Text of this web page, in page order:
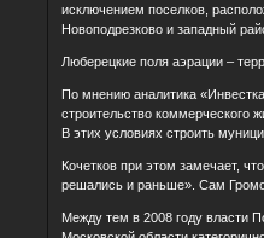
исключением поселков,
Новоподрезково и западный
Люберецкие поля аэрации –
По мнению аналитика
строительство коммерческого
В этих условиях строить
Кочетков при этом замечает,
решались и раньше». Сам
Между тем в 2008 году власти